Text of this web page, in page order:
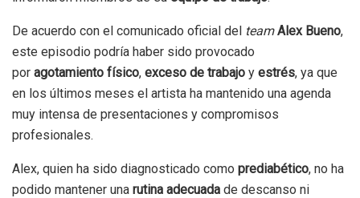
De acuerdo con el comunicado oficial del team Alex Bueno,
este episodio podría haber sido provocado
por agotamiento físico, exceso de trabajo y estrés, ya que
en los últimos meses el artista ha mantenido una agenda
muy intensa de presentaciones y compromisos
profesionales.
Alex, quien ha sido diagnosticado como prediabético, no ha
podido mantener una rutina adecuada de descanso ni